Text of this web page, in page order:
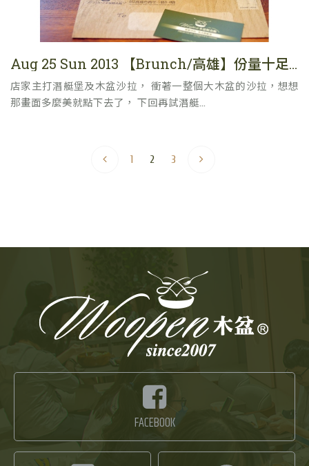
Aug 25 Sun 2013 【Brunch/高雄】份量十足的輕食 - 木盆輕食館
店家主打潛艇堡及木盆沙拉， 衝著一整個大木盆的沙拉，想想
那畫面多麼美就點下去了， 下回再試潛艇...
1 2 3
FACEBOOK